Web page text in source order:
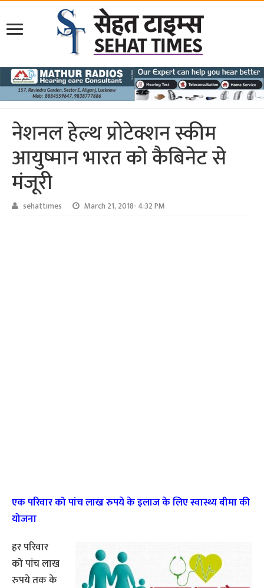
नेशनल हेल्थ प्रोटेक्शन स्कीम
आयुष्मान भारत को कैबिनेट से
मंजूरी
sehattimes March 21, 2018- 4:32 PM
एक परिवार को पांच लाख रुपये के इलाज के लिए स्वास्थ्य बीमा की
योजना
हर परिवार
को पांच लाख
रुपये तक के